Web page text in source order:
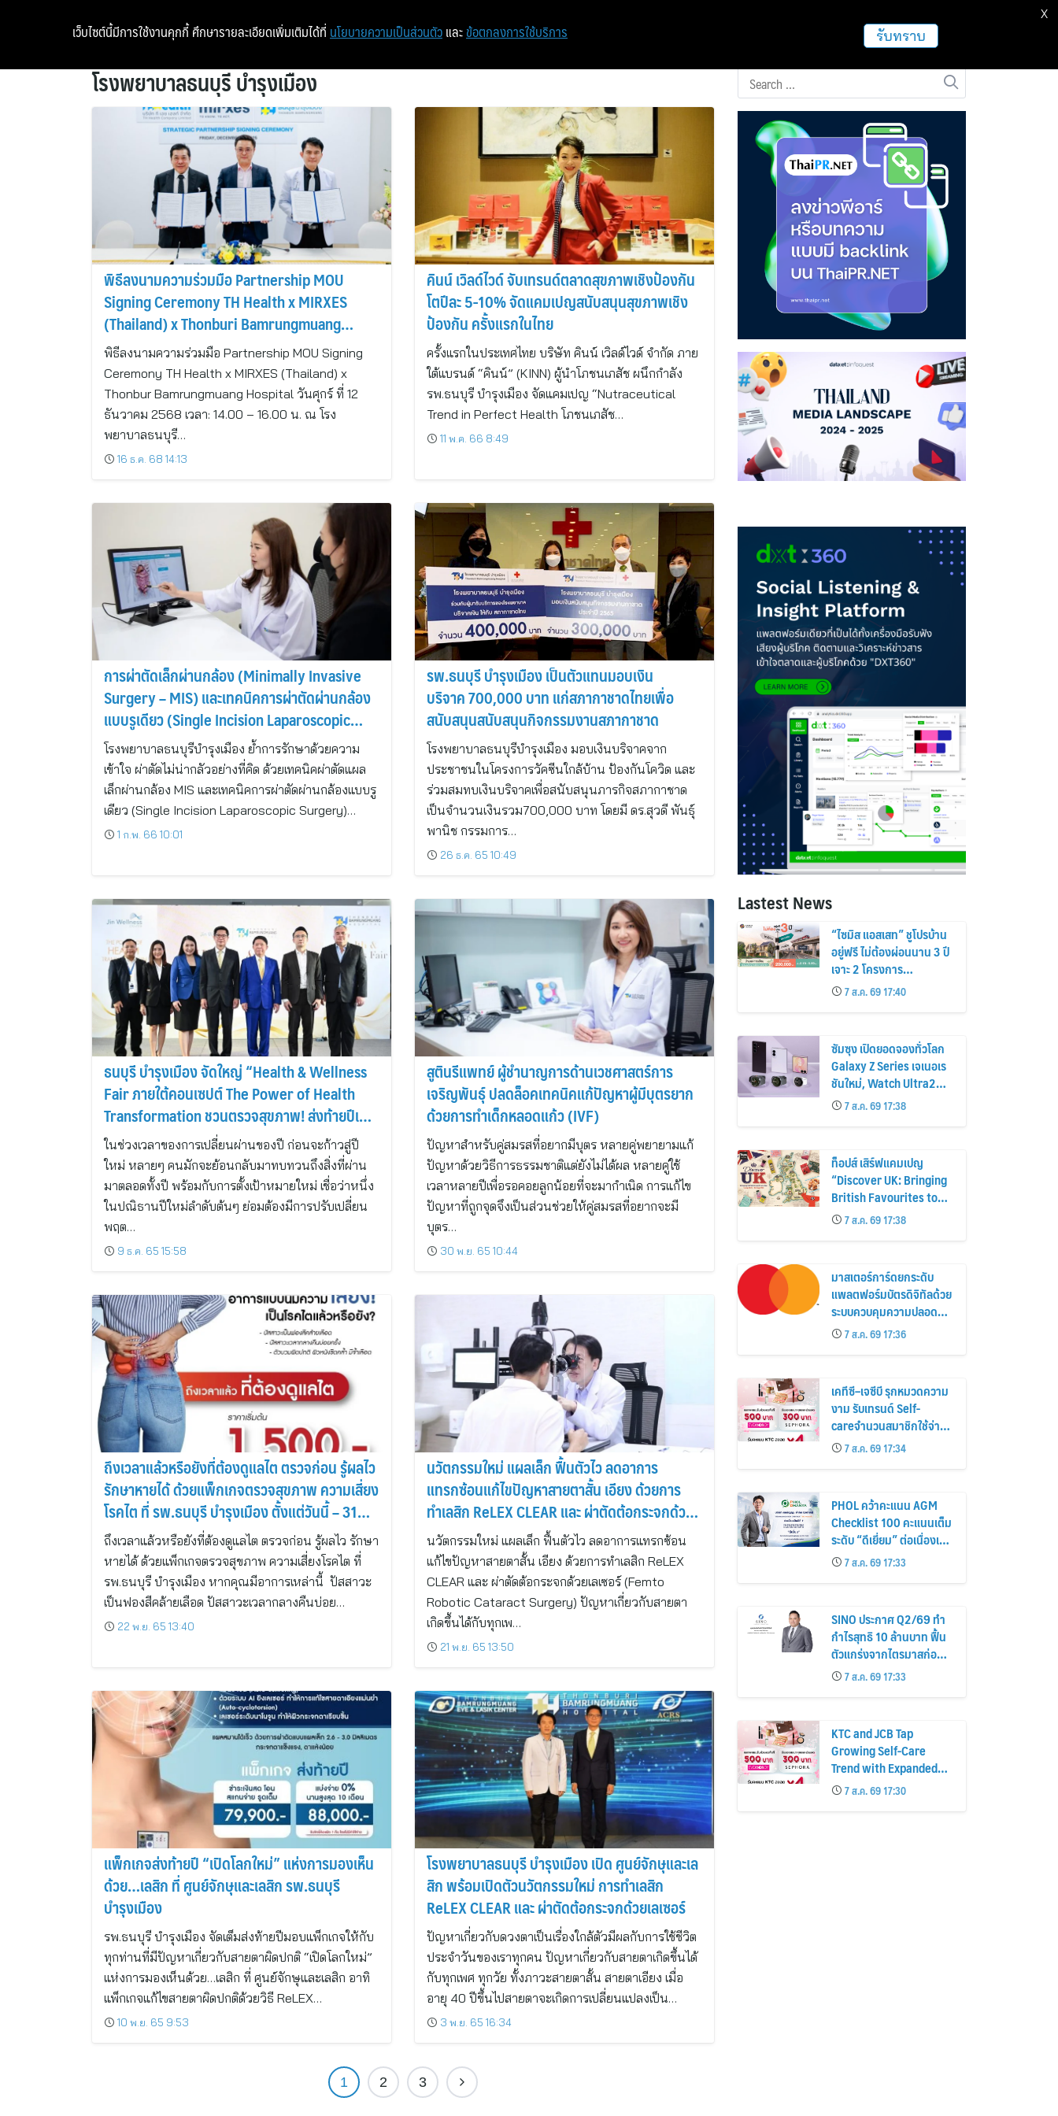
หน้าแรก ท่องเที่ยว ฝากข่าวประชาสัมพันธ์
โรงพยาบาลธนบุรี บำรุงเมือง
พิธีลงนามความร่วมมือ Partnership MOU
Signing Ceremony TH Health x MIRXES
(Thailand) x Thonburi Bamrungmuang
Hospital
พิธีลงนามความร่วมมือ Partnership MOU Signing
Ceremony TH Health x MIRXES (Thailand) x
Thonbur Bamrungmuang Hospital วันศุกร์ ที่ 12
ธันวาคม 2568 เวลา: 14.00 – 16.00 น. ณ โรง
พยาบาลธนบุรี…
16 ธ.ค. 68 14:13
คินน์ เวิลด์ไวด์ จับเทรนด์ตลาดสุขภาพเชิงป้องกัน
โตปีละ 5-10% จัดแคมเปญสนับสนุนสุขภาพเชิง
ป้องกัน ครั้งแรกในไทย
ครั้งแรกในประเทศไทย บริษัท คินน์ เวิลด์ไวด์ จำกัด ภาย
ใต้แบรนด์ “คินน์” (KINN) ผู้นำโภชนเภสัช ผนึกกำลัง
รพ.ธนบุรี บำรุงเมือง จัดแคมเปญ “Nutraceutical
Trend in Perfect Health โภชนเภสัช…
11 พ.ค. 66 8:49
การผ่าตัดเล็กผ่านกล้อง (Minimally Invasive
Surgery – MIS) และเทคนิคการผ่าตัดผ่านกล้อง
แบบรูเดียว (Single Incision Laparoscopic
Surgery) ตรงจุด ลดเจ็บ ฟื้นตัวเร็ว
โรงพยาบาลธนบุรีบำรุงเมือง ย้ำการรักษาด้วยความ
เข้าใจ ผ่าตัดไม่น่ากลัวอย่างที่คิด ด้วยเทคนิคผ่าตัดแผล
เล็กผ่านกล้อง MIS และเทคนิคการผ่าตัดผ่านกล้องแบบรู
เดียว (Single Incision Laparoscopic Surgery)…
1 ก.พ. 66 10:01
รพ.ธนบุรี บำรุงเมือง เป็นตัวแทนมอบเงิน
บริจาค 700,000 บาท แก่สภากาชาดไทยเพื่อ
สนับสนุนสนับสนุนกิจกรรมงานสภากาชาด
โรงพยาบาลธนบุรีบำรุงเมือง มอบเงินบริจาคจาก
ประชาชนในโครงการวัคซีนใกล้บ้าน ป้องกันโควิด และ
ร่วมสมทบเงินบริจาคเพื่อสนับสนุนภารกิจสภากาชาด
เป็นจำนวนเงินรวม700,000 บาท โดยมี ดร.สุวดี พันธุ์
พานิช กรรมการ…
26 ธ.ค. 65 10:49
ธนบุรี บำรุงเมือง จัดใหญ่ “Health & Wellness
Fair ภายใต้คอนเซปต์ The Power of Health
Transformation ชวนตรวจสุขภาพ! ส่งท้ายปีเก่า-
ต้อนรับปีใหม่ เพราะตัวคุณคือของขวัญที่ดีที่สุด
ในช่วงเวลาของการเปลี่ยนผ่านของปี ก่อนจะก้าวสู่ปี
ใหม่ หลายๆ คนมักจะย้อนกลับมาทบทวนถึงสิ่งที่ผ่าน
มาตลอดทั้งปี พร้อมกับการตั้งเป้าหมายใหม่ เชื่อว่าหนึ่ง
ในปณิธานปีใหม่ลำดับต้นๆ ย่อมต้องมีการปรับเปลี่ยน
พฤต…
9 ธ.ค. 65 15:58
สูตินรีแพทย์ ผู้ชำนาญการด้านเวชศาสตร์การ
เจริญพันธุ์ ปลดล็อคเทคนิคแก้ปัญหาผู้มีบุตรยาก
ด้วยการทำเด็กหลอดแก้ว (IVF)
ปัญหาสำหรับคู่สมรสที่อยากมีบุตร หลายคู่พยายามแก้
ปัญหาด้วยวิธีการธรรมชาติแต่ยังไม่ได้ผล หลายคู่ใช้
เวลาหลายปีเพื่อรอคอยลูกน้อยที่จะมากำเนิด การแก้ไข
ปัญหาที่ถูกจุดจึงเป็นส่วนช่วยให้คู่สมรสที่อยากจะมี
บุตร…
30 พ.ย. 65 10:44
ถึงเวลาแล้วหรือยังที่ต้องดูแลไต ตรวจก่อน รู้ผลไว
รักษาหายได้ ด้วยแพ็กเกจตรวจสุขภาพ ความเสี่ยง
โรคไต ที่ รพ.ธนบุรี บำรุงเมือง ตั้งแต่วันนี้ – 31
ธันวาคม 2565
ถึงเวลาแล้วหรือยังที่ต้องดูแลไต ตรวจก่อน รู้ผลไว รักษา
หายได้ ด้วยแพ็กเกจตรวจสุขภาพ ความเสี่ยงโรคไต ที่
รพ.ธนบุรี บำรุงเมือง หากคุณมีอาการเหล่านี้ ปัสสาวะ
เป็นฟองสีคล้ายเลือด ปัสสาวะเวลากลางคืนบ่อย…
22 พ.ย. 65 13:40
นวัตกรรมใหม่ แผลเล็ก ฟื้นตัวไว ลดอาการ
แทรกซ้อนแก้ไขปัญหาสายตาสั้น เอียง ด้วยการ
ทำเลสิก ReLEX CLEAR และ ผ่าตัดต้อกระจกด้วย
เลเซอร์
นวัตกรรมใหม่ แผลเล็ก ฟื้นตัวไว ลดอาการแทรกซ้อน
แก้ไขปัญหาสายตาสั้น เอียง ด้วยการทำเลสิก ReLEX
CLEAR และ ผ่าตัดต้อกระจกด้วยเลเซอร์ (Femto
Robotic Cataract Surgery) ปัญหาเกี่ยวกับสายตา
เกิดขึ้นได้กับทุกเพ…
21 พ.ย. 65 13:50
แพ็กเกจส่งท้ายปี “เปิดโลกใหม่” แห่งการมองเห็น
ด้วย…เลสิก ที่ ศูนย์จักษุและเลสิก รพ.ธนบุรี
บำรุงเมือง
รพ.ธนบุรี บำรุงเมือง จัดเต็มส่งท้ายปีมอบแพ็กเกจให้กับ
ทุกท่านที่มีปัญหาเกี่ยวกับสายตาผิดปกติ “เปิดโลกใหม่”
แห่งการมองเห็นด้วย…เลสิก ที่ ศูนย์จักษุและเลสิก อาทิ
แพ็กเกจแก้ไขสายตาผิดปกติด้วยวิธี ReLEX…
10 พ.ย. 65 9:53
โรงพยาบาลธนบุรี บำรุงเมือง เปิด ศูนย์จักษุและเล
สิก พร้อมเปิดตัวนวัตกรรมใหม่ การทำเลสิก
ReLEX CLEAR และ ผ่าตัดต้อกระจกด้วยเลเซอร์
ปัญหาเกี่ยวกับดวงตาเป็นเรื่องใกล้ตัวมีผลกับการใช้ชีวิต
ประจำวันของเราทุกคน ปัญหาเกี่ยวกับสายตาเกิดขึ้นได้
กับทุกเพศ ทุกวัย ทั้งภาวะสายตาสั้น สายตาเอียง เมื่อ
อายุ 40 ปีขึ้นไปสายตาจะเกิดการเปลี่ยนแปลงเป็น…
3 พ.ย. 65 16:34
1 2 3
Lastest News
“ไซมิส แอสเสท” ชูโปรบ้าน
อยู่ฟรี ไม่ต้องผ่อนนาน 3 ปี
เจาะ 2 โครงการ
“Siamese Holm–
Siamese Blossom”
พร้อมส่วนลดและสิทธิพิเศษ
ถึง 31 สิงหาคม 2569
7 ส.ค. 69 17:40
ซัมซุง เปิดยอดจองทั่วโลก
Galaxy Z Series เจเนอเร
ชันใหม่, Watch Ultra2
และ Watch9 สูงกว่ารุ่น
ก่อนหน้ากว่า 30%
7 ส.ค. 69 17:38
ท็อปส์ เสิร์ฟแคมเปญ
“Discover UK: Bringing
British Favourites to
You” ขนทัพของอร่อยและ
ไอเท็มฮิตจากสหราช
อาณาจักร ส่งตรงถึงมือ
ตั้งแต่วันนี้ – 18 สิงหาคมนี้
7 ส.ค. 69 17:38
มาสเตอร์การ์ดยกระดับ
แพลตฟอร์มบัตรดิจิทัลด้วย
ระบบควบคุมความปลอดภัย
ใหม่7 ส.ค. 69 17:36
เคทีซี–เจซีบี รุกหมวดความ
งาม รับเทรนด์ Self-
careจำนวนสมาชิกใช้จ่าย
หมวดเครื่องสำอางเพิ่ม
26%
7 ส.ค. 69 17:34
PHOL คว้าคะแนน AGM
Checklist 100 คะแนนเต็ม
ระดับ “ดีเยี่ยม” ต่อเนื่องเป็น
ปีที่ 7 ตอกย้ำการดำเนิน
ธุรกิจตามหลักธรรมาภิบาล
โปร่งใส สร้างความเชื่อมั่นผู้
7 ส.ค. 69 17:33
SINO ประกาศ Q2/69 ทำ
กำไรสุทธิ 10 ล้านบาท ฟื้น
ตัวแกร่งจากไตรมาสก่อน
เตรียมจ่ายปันผลระหว่าง
กาล 0.014423 บาทต่อหุ้น
ครึ่งปีหลังมุ่งเติบโตต่อเนื่อง
7 ส.ค. 69 17:33
KTC and JCB Tap
Growing Self-Care
Trend with Expanded
Beauty Privileges
Number of KTC JCB
Cardmembers Spending
7 ส.ค. 69 17:30
เว็บไซต์นี้มีการใช้งานคุกกี้ ศึกษารายละเอียดเพิ่มเติมได้ที่ นโยบายความเป็นส่วนตัว และ ข้อตกลงการใช้บริการ รับทราบ
X